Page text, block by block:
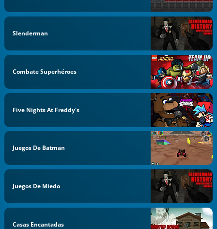
Slenderman
Combate Superhéroes
Five Nights At Freddy's
Juegos De Batman
Juegos De Miedo
Casas Encantadas